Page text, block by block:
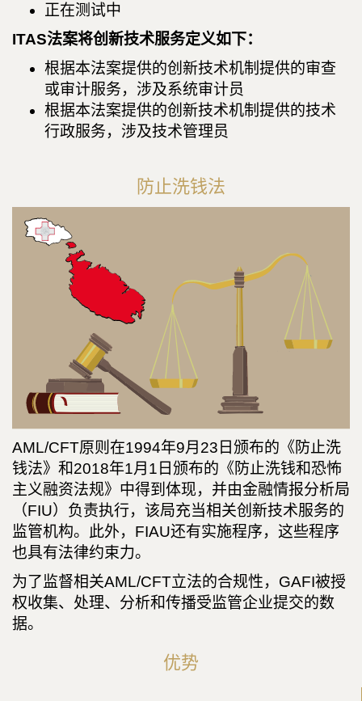
正在测试中
ITAS法案将创新技术服务定义如下：
根据本法案提供的创新技术机制提供的审查
或审计服务，涉及系统审计员
根据本法案提供的创新技术机制提供的技术
行政服务，涉及技术管理员
防止洗钱法
AML/CFT原则在1994年9月23日颁布的《防止洗
钱法》和2018年1月1日颁布的《防止洗钱和恐怖
主义融资法规》中得到体现，并由金融情报分析局
（FIU）负责执行，该局充当相关创新技术服务的
监管机构。此外，FIAU还有实施程序，这些程序
也具有法律约束力。
为了监督相关AML/CFT立法的合规性，GAFI被授
权收集、处理、分析和传播受监管企业提交的数
据。
优势